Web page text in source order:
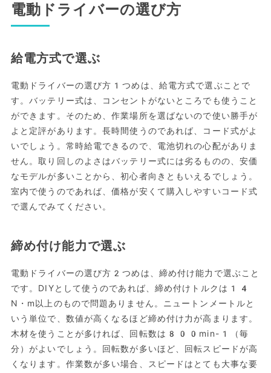
電動ドライバーの選び方
給電方式で選ぶ
電動ドライバーの選び方1つめは、給電方式で選ぶことで
す。バッテリー式は、コンセントがないところでも使うこと
ができます。そのため、作業場所を選ばないので使い勝手が
よと定評があります。長時間使うのであれば、コード式がよ
いでしょう。常時給電できるので、電池切れの心配がありま
せん。取り回しのよさはバッテリー式には劣るものの、安価
なモデルが多いことから、初心者向きともいえるでしょう。
室内で使うのであれば、価格が安くて購入しやすいコード式
で選んでみてください。
締め付け能力で選ぶ
電動ドライバーの選び方2つめは、締め付け能力で選ぶこと
です。DIYとして使うのであれば、締め付けトルクは14
N・m以上のもので問題ありません。ニュートンメートルと
いう単位で、数値が高くなるほど締め付け力が高まります。
木材を使うことが多ければ、回転数は800min-1（毎
分）がよいでしょう。回転数が多いほど、回転スピードが高
くなります。作業数が多い場合、スピードはとても大事な要